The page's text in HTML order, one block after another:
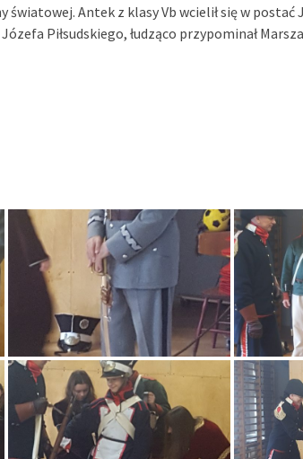
Antek z klasy Vb wcielił się w postać
Piłsudskiego, łudząco przypominał